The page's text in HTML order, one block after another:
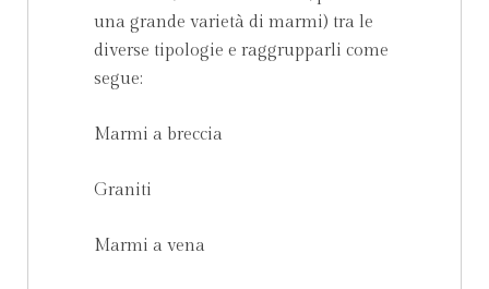
una grande varietà di marmi) tra le
diverse tipologie e raggrupparli come
segue:
Marmi a breccia
Graniti
Marmi a vena